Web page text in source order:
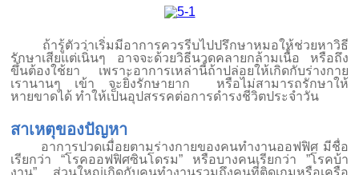
ถ้ารู้ตัวว่าเริ่มมีอาการควรรีบไปปรึกษาหมอให้ช่วยหาวิธี
รักษาเสียแต่เนิ่นๆ อาจจะด้วยวิธีนวดคลายกล้ามเนื้อ หรือถึง
ขึ้นต้องใช้ยา เพราะอาการเหล่านี้ถ้าปล่อยให้เกิดกับร่างกาย
เรานานๆ เข้า จะยิ่งรักษายาก หรือไม่สามารถรักษาให้
หายขาดได้ ทำให้เป็นอุปสรรคต่อการดำรงชีวิตประจำวัน
สาเหตุของปัญหา
อาการปวดเมื่อยตามร่างกายของคนทำงานออฟฟิศ มีชื่อ
เรียกว่า “โรคออฟฟิศซินโดรม” หรือบางคนเรียกว่า ”โรคบ้า
งาน” ส่วนใหญ่เกิดกับคนทำงานรวมถึงคนที่ติดเกมหรือเครือ